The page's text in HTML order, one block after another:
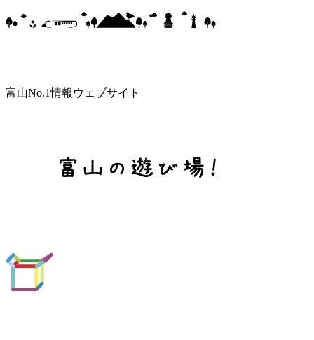
富山No.1情報ウェブサイト